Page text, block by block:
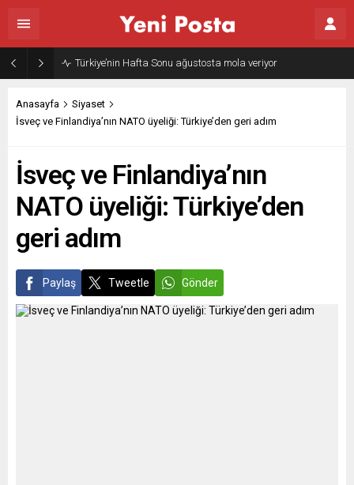
Türkiye’nin Hafta Sonu ağustosta mola veriyor
Anasayfa
Siyaset
İsveç ve Finlandiya’nın NATO üyeliği: Türkiye’den geri adım
İsveç ve Finlandiya’nın
NATO üyeliği: Türkiye’den
geri adım
Paylaş Tweetle Gönder